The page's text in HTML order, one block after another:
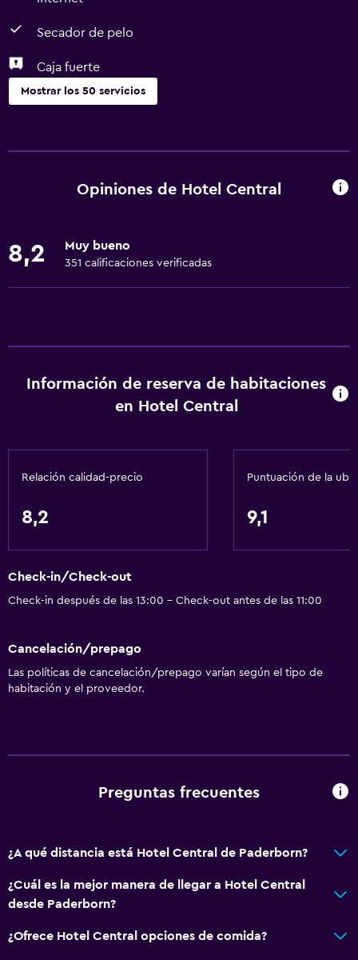
Secador de pelo
Caja fuerte
Mostrar los 50 servicios
Ducha adaptada para silla de ruedas
Estacionamiento accesible
Servicios básicos
Ropa de cama
Toallas
Baño
Secador de pelo
Aseo
Habitaciones familiares
Teléfono
Vista a la montaña
Espacio de almacenamiento
Opiniones de Hotel Central
8,2 Muy bueno
351 calificaciones verificadas
Información de reserva de habitaciones
en Hotel Central
Relación calidad-precio
8,2
Puntuación de la
9,1
Check-in/Check-out
Check-in después de las 13:00 - Check-out antes de las 11:00
Cancelación/prepago
Las políticas de cancelación/prepago varían según el tipo de
habitación y el proveedor.
Preguntas frecuentes
¿A qué distancia está Hotel Central de Paderborn?
¿Cuál es la mejor manera de llegar a Hotel Central
desde Paderborn?
¿Ofrece Hotel Central opciones de comida?